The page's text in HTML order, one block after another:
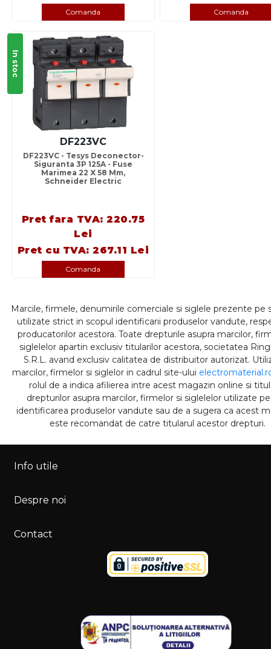
Comanda Comanda
In stoc
DF223VC
DF223VC - Tesys Deconector-
Siguranta 3P 125A - Fuse
Marimea 22 X 58 Mm,
Schneider Electric
Pret fara TVA: 220.75
Lei
Pret cu TVA: 267.11 Lei
Comanda
Marcile, firmele, denumirile comerciale si siglele prezente pe
utilizate strict in scopul identificarii produselor vandute,
producatorilor acestora. Toate drepturile asupra marcilor,
siglelelor apartin exclusiv titularilor acestora, societatea
S.R.L. avand exclusiv calitatea de distribuitor autorizat.
marcilor, firmelor si siglelor in cadrul site-ului
rolul de a indica afilierea intre acest magazin online si
drepturilor asupra marcilor, firmelor si siglelelor utilizate
identificarea produselor vandute sau de a sugera ca acest
este recomandat de catre titularul acestor drepturi.
Info utile
Despre noi
Contact